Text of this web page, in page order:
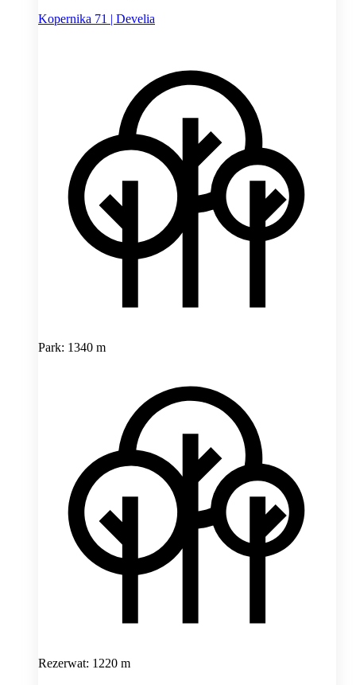
Kopernika 71 | Develia
Park: 1340 m
Rezerwat: 1220 m